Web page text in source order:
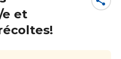
e et